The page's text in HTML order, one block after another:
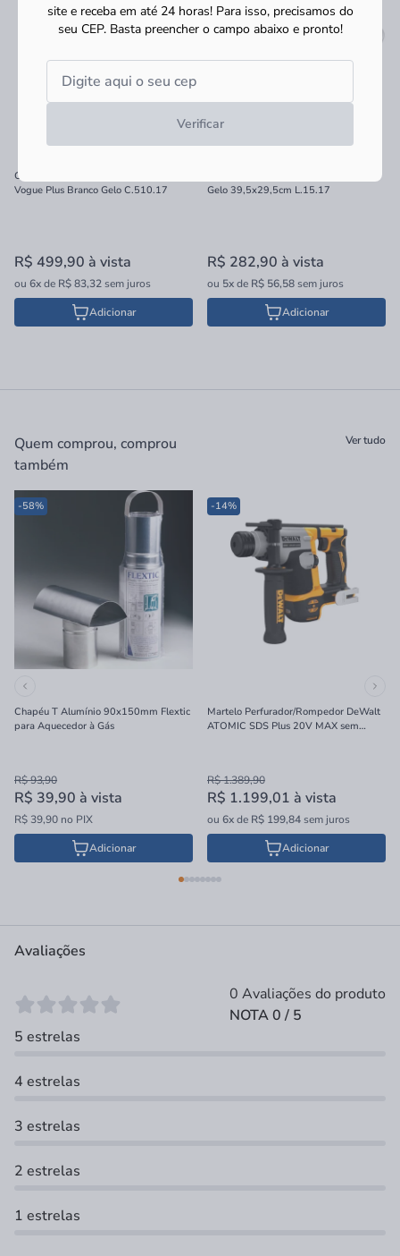
site e receba em até 24 horas! Para isso, precisamos do
seu CEP. Basta preencher o campo abaixo e pronto!
Verificar
Coluna para Lavatório Suspenso Deca
Vogue Plus Branco Gelo C.510.17
R$ 499,90 à vista
ou 6xde R$ 83,32sem juros
Adicionar
Gelo 39,5x29,5cm L.15.17
R$ 282,90 à vista
ou 5xde R$ 56,58sem juros
Adicionar
Quem comprou, comprou
também
Ver tudo
-58%
Chapéu T Alumínio 90x150mm Flextic
para Aquecedor à Gás
R$ 93,90
R$ 39,90 à vista
R$ 39,90 no PIX
Adicionar
-14%
Martelo Perfurador/Rompedor DeWalt
ATOMIC SDS Plus 20V MAX sem
R$ 1.389,90
R$ 1.199,01 à vista
ou 6xde R$ 199,84sem juros
Adicionar
Avaliações
0 Avaliações do produto
NOTA 0 / 5
5 estrelas
4 estrelas
3 estrelas
2 estrelas
1 estrelas